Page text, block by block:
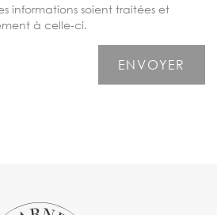
informations soient traitées et
à celle-ci.